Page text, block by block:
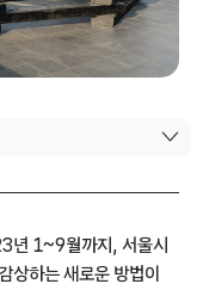
년 1~9월까지, 서울시
상하는 새로운 방법이